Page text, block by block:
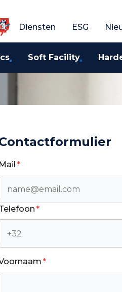
Diensten ESG
Soft Facility
Mail*
*
*